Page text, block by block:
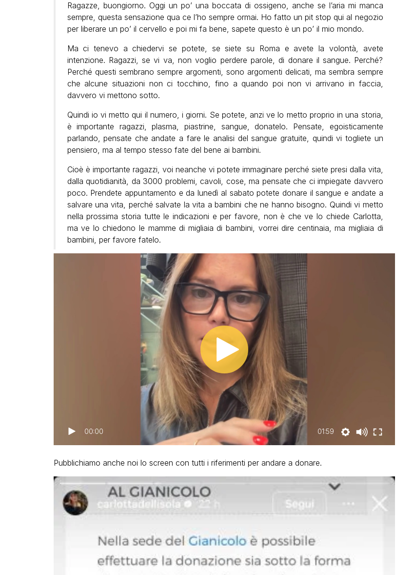
Ragazze, buongiorno. Oggi un po’ una boccata di ossigeno, anche se l’aria mi manca
sempre, questa sensazione qua ce l’ho sempre ormai. Ho fatto un pit stop qui al negozio
per liberare un po’ il cervello e poi mi fa bene, sapete questo è un po’ il mio mondo.
Ma ci tenevo a chiedervi se potete, se siete su Roma e avete la volontà, avete
intenzione. Ragazzi, se vi va, non voglio perdere parole, di donare il sangue. Perché?
Perché questi sembrano sempre argomenti, sono argomenti delicati, ma sembra sempre
che alcune situazioni non ci tocchino, fino a quando poi non vi arrivano in faccia,
davvero vi mettono sotto.
Quindi io vi metto qui il numero, i giorni. Se potete, anzi ve lo metto proprio in una storia,
è importante ragazzi, plasma, piastrine, sangue, donatelo. Pensate, egoisticamente
parlando, pensate che andate a fare le analisi del sangue gratuite, quindi vi togliete un
pensiero, ma al tempo stesso fate del bene ai bambini.
Cioè è importante ragazzi, voi neanche vi potete immaginare perché siete presi dalla vita,
dalla quotidianità, da 3000 problemi, cavoli, cose, ma pensate che ci impiegate davvero
poco. Prendete appuntamento e da lunedì al sabato potete donare il sangue e andate a
salvare una vita, perché salvate la vita a bambini che ne hanno bisogno. Quindi vi metto
nella prossima storia tutte le indicazioni e per favore, non è che ve lo chiede Carlotta,
ma ve lo chiedono le mamme di migliaia di bambini, vorrei dire centinaia, ma migliaia di
bambini, per favore fatelo.
00:00 01:59
Pubblichiamo anche noi lo screen con tutti i riferimenti per andare a donare.